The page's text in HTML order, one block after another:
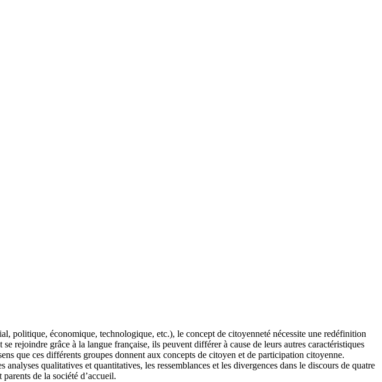
politique, économique, technologique, etc.), le concept de citoyenneté nécessite une redéfinition
rejoindre grâce à la langue française, ils peuvent différer à cause de leurs autres caractéristiques
que ces différents groupes donnent aux concepts de citoyen et de participation citoyenne.
qualitatives et quantitatives, les ressemblances et les divergences dans le discours de quatre
de la société d’accueil.